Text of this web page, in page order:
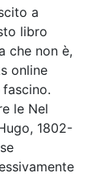
a
libro
che non è,
online
le Nel
1802-